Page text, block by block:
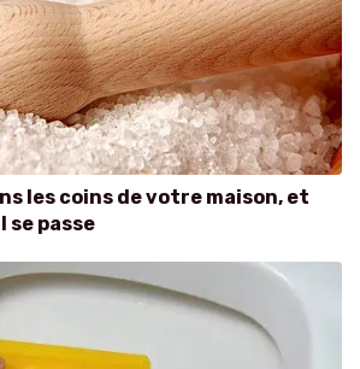
les coins de votre maison, et
se passe